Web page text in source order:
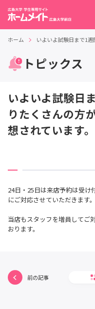
ホーム いよいよ試験日まで1
トピックス
いよいよ試験日
りたくさんの方
想されています。
24日・25日は来店予約は受け
にご対応させていただきます。
当店もスタッフを増員してご
おります。
前の記事